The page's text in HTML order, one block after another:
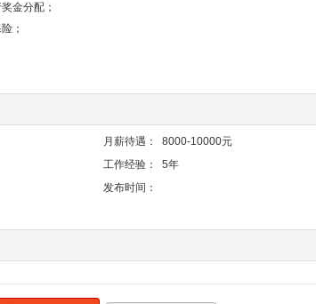
金分配；
；
月薪待遇：
8000-10000元
工作经验：
5年
发布时间：